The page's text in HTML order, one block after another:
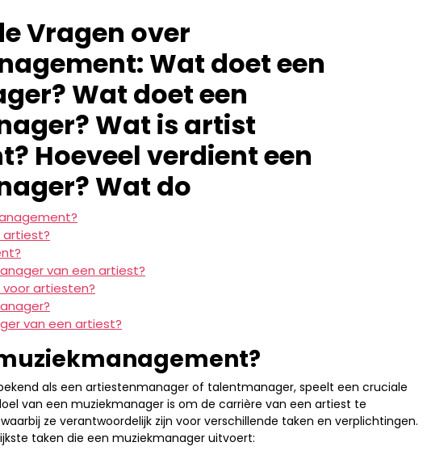
Vragen over
Wat doet een
Wat doet een
Wat is artist
Hoeveel verdient een
Wat do
van een artiest?
artiesten?
van een artiest?
als een artiestenmanager of talentmanager, speelt een cruciale
van een muziekmanager is om de carrière van een artiest te
ze verantwoordelijk zijn voor verschillende taken en verplichtingen.
taken die een muziekmanager uitvoert: